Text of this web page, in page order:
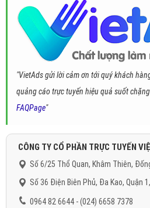
"VietAds gửi lời cảm ơn tới quý khách
quảng cáo trực tuyến hiệu quả suốt
FAQPage"
CÔNG TY CỔ PHẦN TRỰC TUYẾN
Số 6/25 Thổ Quan, Khâm Thiên,
Số 36 Điện Biên Phủ, Đa Kao, Quận
0964 82 6644 - (024) 6658 7378